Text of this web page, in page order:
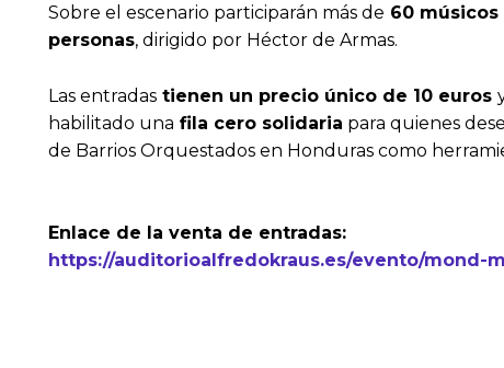
Sobre el escenario participarán más de 60
personas, dirigido por Héctor de Armas.
Las entradas tienen un precio único de 10 euros
habilitado una fila cero solidaria para quienes
de Barrios Orquestados en Honduras como
Enlace de la venta de entradas:
https://auditorioalfredokraus.es/evento/mond-